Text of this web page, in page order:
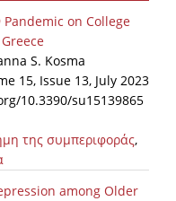
on College
S. Kosma
15, Issue 13, July 2023
10.3390/su15139865
της συμπεριφοράς,
among Older